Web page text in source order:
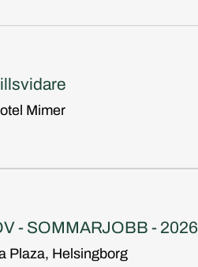
Mimer
- SOMMARJOBB - 2026
Plaza, Helsingborg